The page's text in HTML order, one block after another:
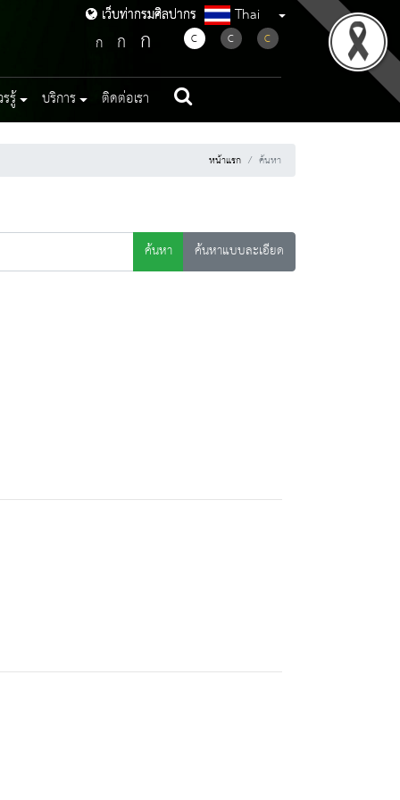
เว็บท่ากรมศิลปากร
เว็บท่ากรมศิลปากร Thai
ก ก ก C C C
รู้ บริการ ติดต่อเรา
หน้าแรก ค้นหา
ค้นหา
ค้นหาแบบละเอียด